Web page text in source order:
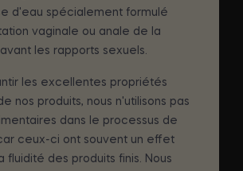
d'eau spécialement formulé
vaginale ou anale de la
les rapports sexuels.
les excellentes propriétés
nos produits, nous n'utilisons pas
dans le processus de
ceux-ci ont souvent un effet
fluidité des produits finis. Nous